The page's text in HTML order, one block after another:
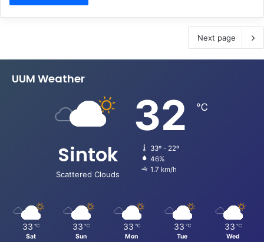
Next page
UUM Weather
Sintok
Scattered Clouds
32 ℃
33º - 22º
46%
1.7 km/h
33 ℃
Sat
33 ℃
Sun
33 ℃
Mon
33 ℃
Tue
33 ℃
Wed